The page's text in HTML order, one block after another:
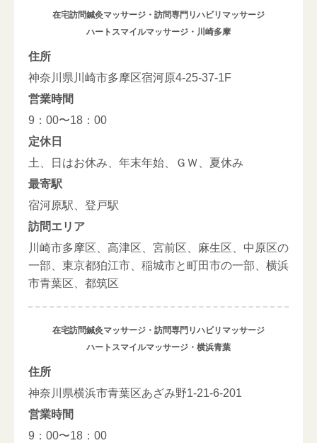
在宅訪問鍼灸マッサージ・訪問専門リハビリマッサージ
ハートスマイルマッサージ・川崎多摩
住所
神奈川県川崎市多摩区宿河原4-25-37-1F
営業時間
9：00〜18：00
定休日
土、日はお休み、年末年始、ＧＷ、夏休み
最寄駅
宿河原駅、登戸駅
訪問エリア
川崎市多摩区、高津区、宮前区、麻生区、中原区の
一部、東京都狛江市、稲城市と町田市の一部、横浜
市青葉区、都筑区
在宅訪問鍼灸マッサージ・訪問専門リハビリマッサージ
ハートスマイルマッサージ・横浜青葉
住所
神奈川県横浜市青葉区あざみ野1-21-6-201
営業時間
9：00〜18：00